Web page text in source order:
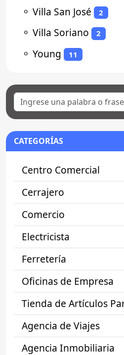
⚬ Villa San José 2
⚬ Villa Soriano 2
⚬ Young 11
CATEGORÍAS
Centro Comercial
Cerrajero
Comercio
Electricista
Ferretería
Oficinas de Empresa
Tienda de Artículos
Agencia de Viajes
Agencia Inmobiliaria